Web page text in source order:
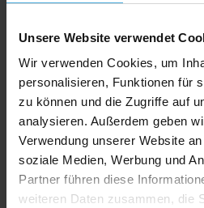
Unsere Website verwendet
Wir verwenden Cookies, um
personalisieren, Funktionen für
zu können und die Zugriffe auf
analysieren. Außerdem geben
Verwendung unserer Website
soziale Medien, Werbung und
Partner führen diese
weiteren Daten zusammen, die
Qualitativ hochwertiger
Verhältnis
AlphaUVplus- WhiteAlpha
Die Serie „WhiteAlpha “ steht
Basiskarton aus 100%
Über 200 Oberflächenfarben
erhalten durch den weißen
abgrenzende Optik.